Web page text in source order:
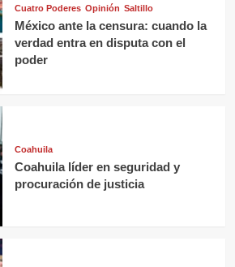
Cuatro Poderes Opinión Saltillo
México ante la censura: cuando la
verdad entra en disputa con el
poder
Coahuila
Coahuila líder en seguridad y
procuración de justicia